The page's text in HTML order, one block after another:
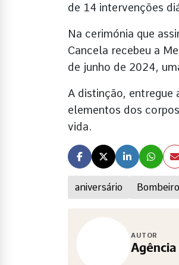
aniversário
AUTOR
Agência
de 14 intervenções
Na cerimónia que
Cancela recebeu a
de junho de 2024,
A distinção, entregue
elementos dos
vida.